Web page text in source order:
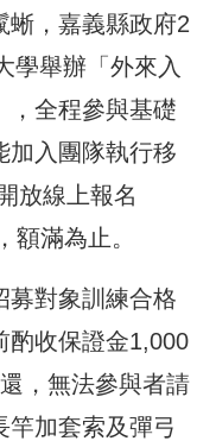
蜥，嘉義縣政府2
學舉辦「外來入
，全程參與基礎
加入團隊執行移
放線上報名
額滿為止。
募對象訓練合格
酌收保證金1,000
，無法參與者請
竿加套索及彈弓